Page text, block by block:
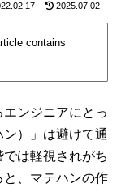
2025.07.02
contains
ンジニアにとっ
）」は避けて通
は軽視されがち
、マテハンの作